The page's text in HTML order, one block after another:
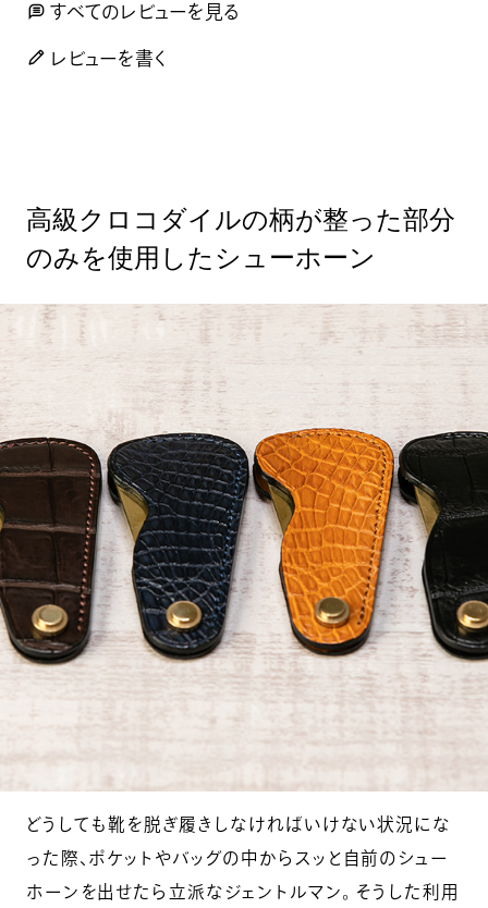
すべてのレビューを見る
レビューを書く
高級クロコダイルの柄が整った部分
のみを使用したシューホーン
どうしても靴を脱ぎ履きしなければいけない状況にな
った際、ポケットやバッグの中からスッと自前のシュー
ホーンを出せたら立派なジェントルマン。 そうした利用